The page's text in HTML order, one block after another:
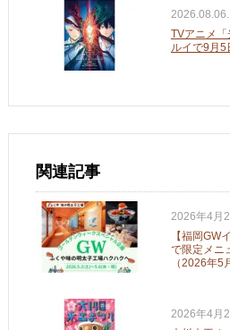
2026.08.06.
TVアニメ
ルイで9月5
関連記事
2026年4月
【福岡GW
で限定メニ
（2026年5
2026年4月